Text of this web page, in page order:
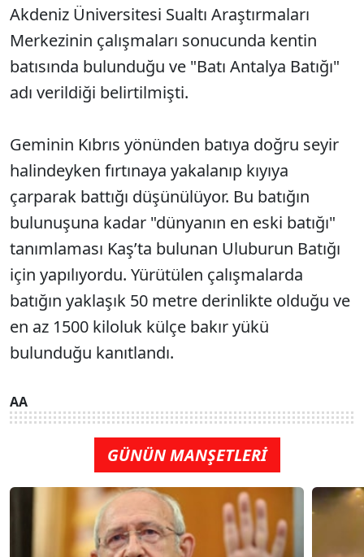
Akdeniz Üniversitesi Sualtı Araştırmaları
Merkezinin çalışmaları sonucunda kentin
batısında bulunduğu ve "Batı Antalya Batığı"
adı verildiği belirtilmişti.
Geminin Kıbrıs yönünden batıya doğru seyir
halindeyken fırtınaya yakalanıp kıyıya
çarparak battığı düşünülüyor. Bu batığın
bulunuşuna kadar "dünyanın en eski batığı"
tanımlaması Kaş’ta bulunan Uluburun Batığı
için yapılıyordu. Yürütülen çalışmalarda
batığın yaklaşık 50 metre derinlikte olduğu ve
en az 1500 kiloluk külçe bakır yükü
bulunduğu kanıtlandı.
AA
GÜNÜN MANŞETLERİ